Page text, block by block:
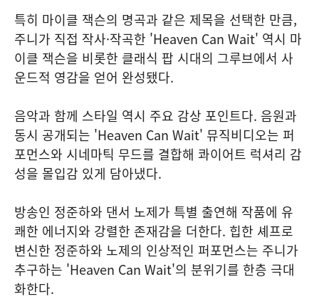
특히 마이클 잭슨의 명곡과 같은 제목을 선택한 만큼,
주니가 직접 작사·작곡한 'Heaven Can Wait' 역시 마
이클 잭슨을 비롯한 클래식 팝 시대의 그루브에서 사
운드적 영감을 얻어 완성됐다.
음악과 함께 스타일 역시 주요 감상 포인트다. 음원과
동시 공개되는 'Heaven Can Wait' 뮤직비디오는 퍼
포먼스와 시네마틱 무드를 결합해 콰이어트 럭셔리 감
성을 몰입감 있게 담아냈다.
방송인 정준하와 댄서 노제가 특별 출연해 작품에 유
쾌한 에너지와 강렬한 존재감을 더한다. 힙한 셰프로
변신한 정준하와 노제의 인상적인 퍼포먼스는 주니가
추구하는 'Heaven Can Wait'의 분위기를 한층 극대
화한다.